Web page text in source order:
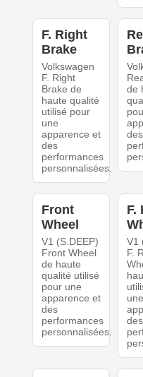
F. Right
Brake
Volkswagen
F. Right
Brake de
haute qualité
utilisé pour
une
apparence et
des
performances
personnalisées.
de
des
Front
Wheel
V1 (S.DEEP)
Front Wheel
de haute
qualité utilisé
pour une
apparence et
des
performances
personnalisées.
F.
V1
F.
une
des